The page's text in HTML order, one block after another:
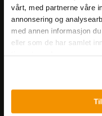
vårt, med partnerne våre
annonsering og
med annen informasjon
eller som de har samlet
Nils Hansens vei 8